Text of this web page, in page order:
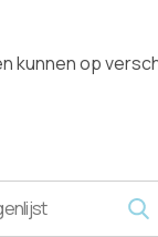
kunnen op